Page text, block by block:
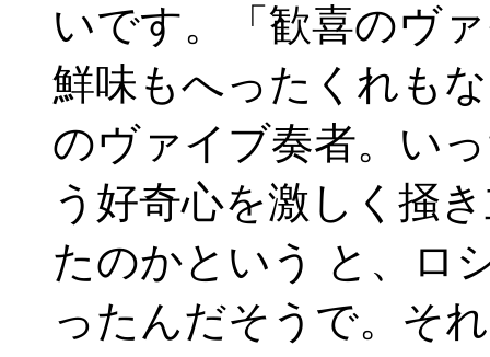
いです。「歓喜のヴ
鮮味もへったくれも
のヴァイブ奏者。い
う好奇心を激しく掻
たのかという と、ロ
ったんだそうで。そ